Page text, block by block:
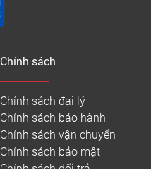
Chính sách
Chính sách đại lý
Chính sách bảo hành
Chính sách vận chuyển
Chính sách bảo mật